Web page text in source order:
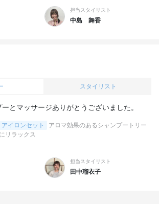
担当スタイリスト
中島 舞香
スタイリスト
とマッサージありがとうございました。
イロンセット
アロマ効果のあるシャンプートリー
リラックス
担当スタイリスト
田中瑠衣子